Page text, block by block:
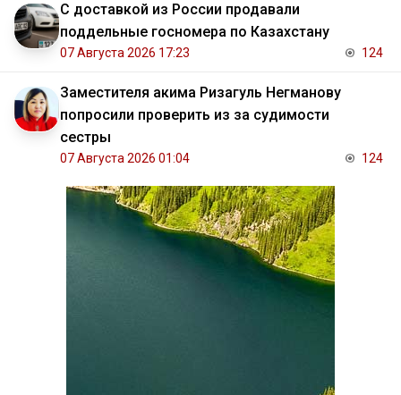
С доставкой из России продавали
поддельные госномера по Казахстану
07 Августа 2026 17:23 124
Заместителя акима Ризагуль Негманову
попросили проверить из за судимости
сестры
07 Августа 2026 01:04 124